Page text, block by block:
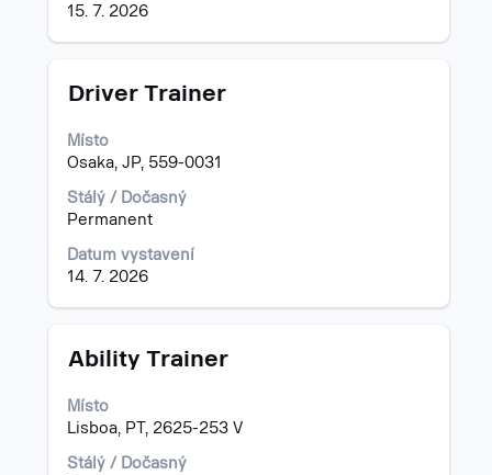
15. 7. 2026
Titul
Driver Trainer
Místo
Osaka, JP, 559-0031
Stálý / Dočasný
Permanent
Datum vystavení
14. 7. 2026
Vyberte
zobrazení
veškerých
informací
o
profesi.
Titul
Ability Trainer
Místo
Lisboa, PT, 2625-253 V
Stálý / Dočasný
Vyberte
mezerníkem
zobrazení
veškerých
informací
o